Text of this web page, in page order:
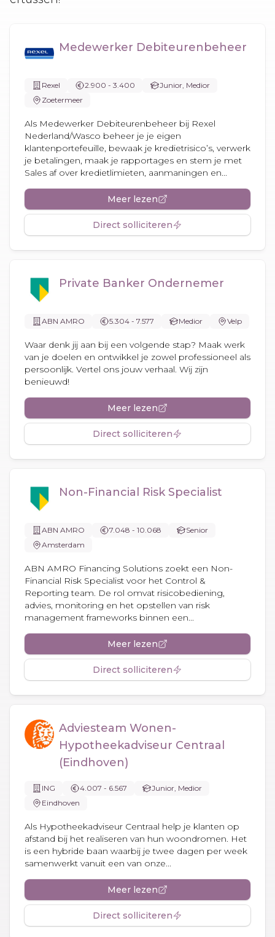
Medewerker Debiteurenbeheer
Rexel 2.900 - 3.400
Junior, Medior
Zoetermeer
Als Medewerker Debiteurenbeheer bij Rexel
Nederland/Wasco beheer je je eigen
klantenportefeuille, bewaak je kredietrisico’s, verwerk
je betalingen, maak je rapportages en stem je met
Sales af over kredietlimieten, aanmaningen en...
Meer lezen
Direct solliciteren
Private Banker Ondernemer
ABN AMRO 5.304 - 7.577 Medior Velp
Waar denk jij aan bij een volgende stap? Maak werk
van je doelen en ontwikkel je zowel professioneel als
persoonlijk. Vertel ons jouw verhaal. Wij zijn
benieuwd!
Meer lezen
Direct solliciteren
Non-Financial Risk Specialist
ABN AMRO 7.048 - 10.068
Senior
Amsterdam
ABN AMRO Financing Solutions zoekt een Non-
Financial Risk Specialist voor het Control &
Reporting team. De rol omvat risicobediening,
advies, monitoring en het opstellen van risk
management frameworks binnen een...
Meer lezen
Direct solliciteren
Adviesteam Wonen-
Hypotheekadviseur Centraal
(Eindhoven)
ING 4.007 - 6.567
Junior, Medior
Eindhoven
Als Hypotheekadviseur Centraal help je klanten op
afstand bij het realiseren van hun woondromen. Het
is een hybride baan waarbij je twee dagen per week
samenwerkt vanuit een van onze...
Meer lezen
Direct solliciteren